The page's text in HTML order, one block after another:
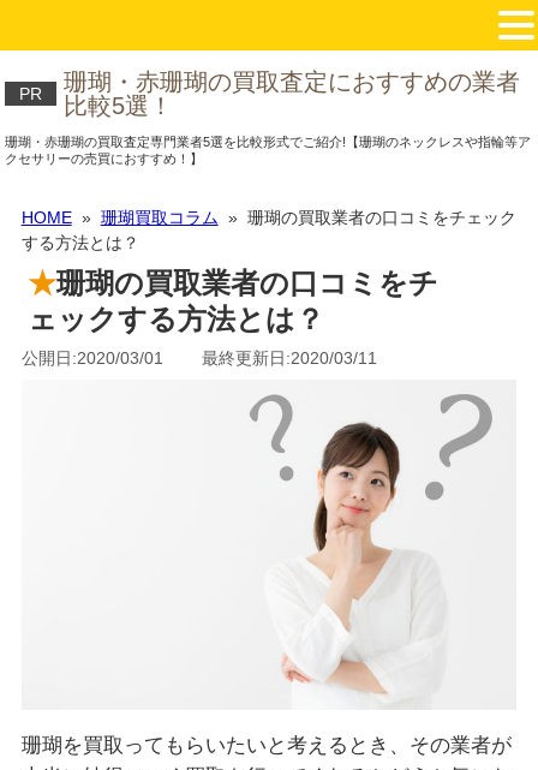
PR
珊瑚・赤珊瑚の買取査定におすすめの業者
比較5選！
珊瑚・赤珊瑚の買取査定専門業者5選を比較形式でご紹介!【珊瑚のネックレスや指輪等ア
クセサリーの売買におすすめ！】
HOME» 珊瑚買取コラム » 珊瑚の買取業者の口コミをチェック
する方法とは？
珊瑚の買取業者の口コミをチ
ェックする方法とは？
公開日:2020/03/01 最終更新日:2020/03/11
珊瑚を買取ってもらいたいと考えるとき、その業者が